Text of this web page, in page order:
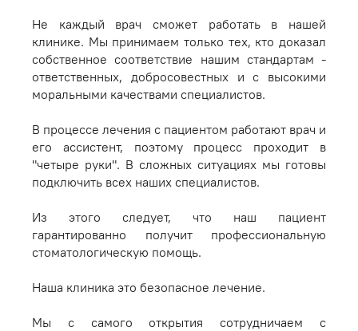
Не каждый врач сможет работать в нашей
клинике. Мы принимаем только тех, кто доказал
собственное соответствие нашим стандартам -
ответственных, добросовестных и с высокими
моральными качествами специалистов.
В процессе лечения с пациентом работают врач и
его ассистент, поэтому процесс проходит в
"четыре руки". В сложных ситуациях мы готовы
подключить всех наших специалистов.
Из этого следует, что наш пациент
гарантированно получит профессиональную
стоматологическую помощь.
Наша клиника это безопасное лечение.
Мы с самого открытия сотрудничаем с